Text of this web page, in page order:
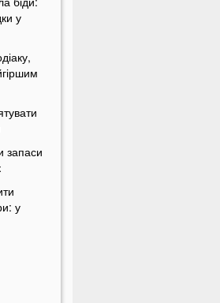
у
запаси
у